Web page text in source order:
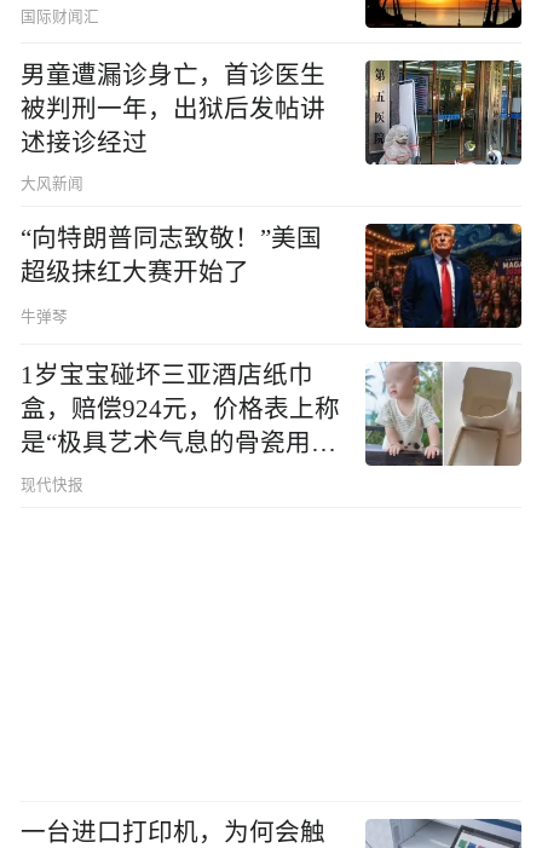
国际财闻汇
男童遭漏诊身亡，首诊医生
被判刑一年，出狱后发帖讲
述接诊经过
大风新闻
“向特朗普同志致敬！”美国
超级抹红大赛开始了
牛弹琴
1岁宝宝碰坏三亚酒店纸巾
盒，赔偿924元，价格表上称
是“极具艺术气息的骨瓷用
品”
现代快报
一台进口打印机，为何会触